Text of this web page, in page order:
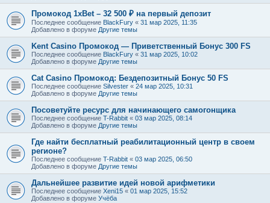
Промокод 1xBet – 32 500 ₽ на первый депозит
Последнее сообщение BlackFury « 31 мар 2025, 11:35
Добавлено в форуме Другие темы
Kent Casino Промокод — Приветственный Бонус 300 FS
Последнее сообщение BlackFury « 31 мар 2025, 10:02
Добавлено в форуме Другие темы
Cat Casino Промокод: Бездепозитный Бонус 50 FS
Последнее сообщение Silvester « 24 мар 2025, 10:31
Добавлено в форуме Другие темы
Посоветуйте ресурс для начинающего самогонщика
Последнее сообщение T-Rabbit « 03 мар 2025, 08:14
Добавлено в форуме Другие темы
Где найти бесплатный реабилитационный центр в своем
регионе?
Последнее сообщение T-Rabbit « 03 мар 2025, 06:50
Добавлено в форуме Другие темы
Дальнейшее развитие идей новой арифметики
Последнее сообщение Xeni15 « 01 мар 2025, 15:52
Добавлено в форуме Учёба